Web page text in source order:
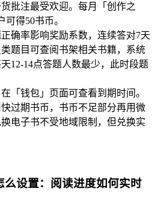
批注最受欢迎。每月「创作之
可得50书币。
正确率影响奖励系数，连续答对7天
题目可查阅书架相关书籍，系统
12-14点答题人数最少，此时段题
「钱包」页面可查看到期时间。
过期书币，书币不足部分再用微
电子书不受地域限制，但兑换实
么设置：阅读进度如何实时